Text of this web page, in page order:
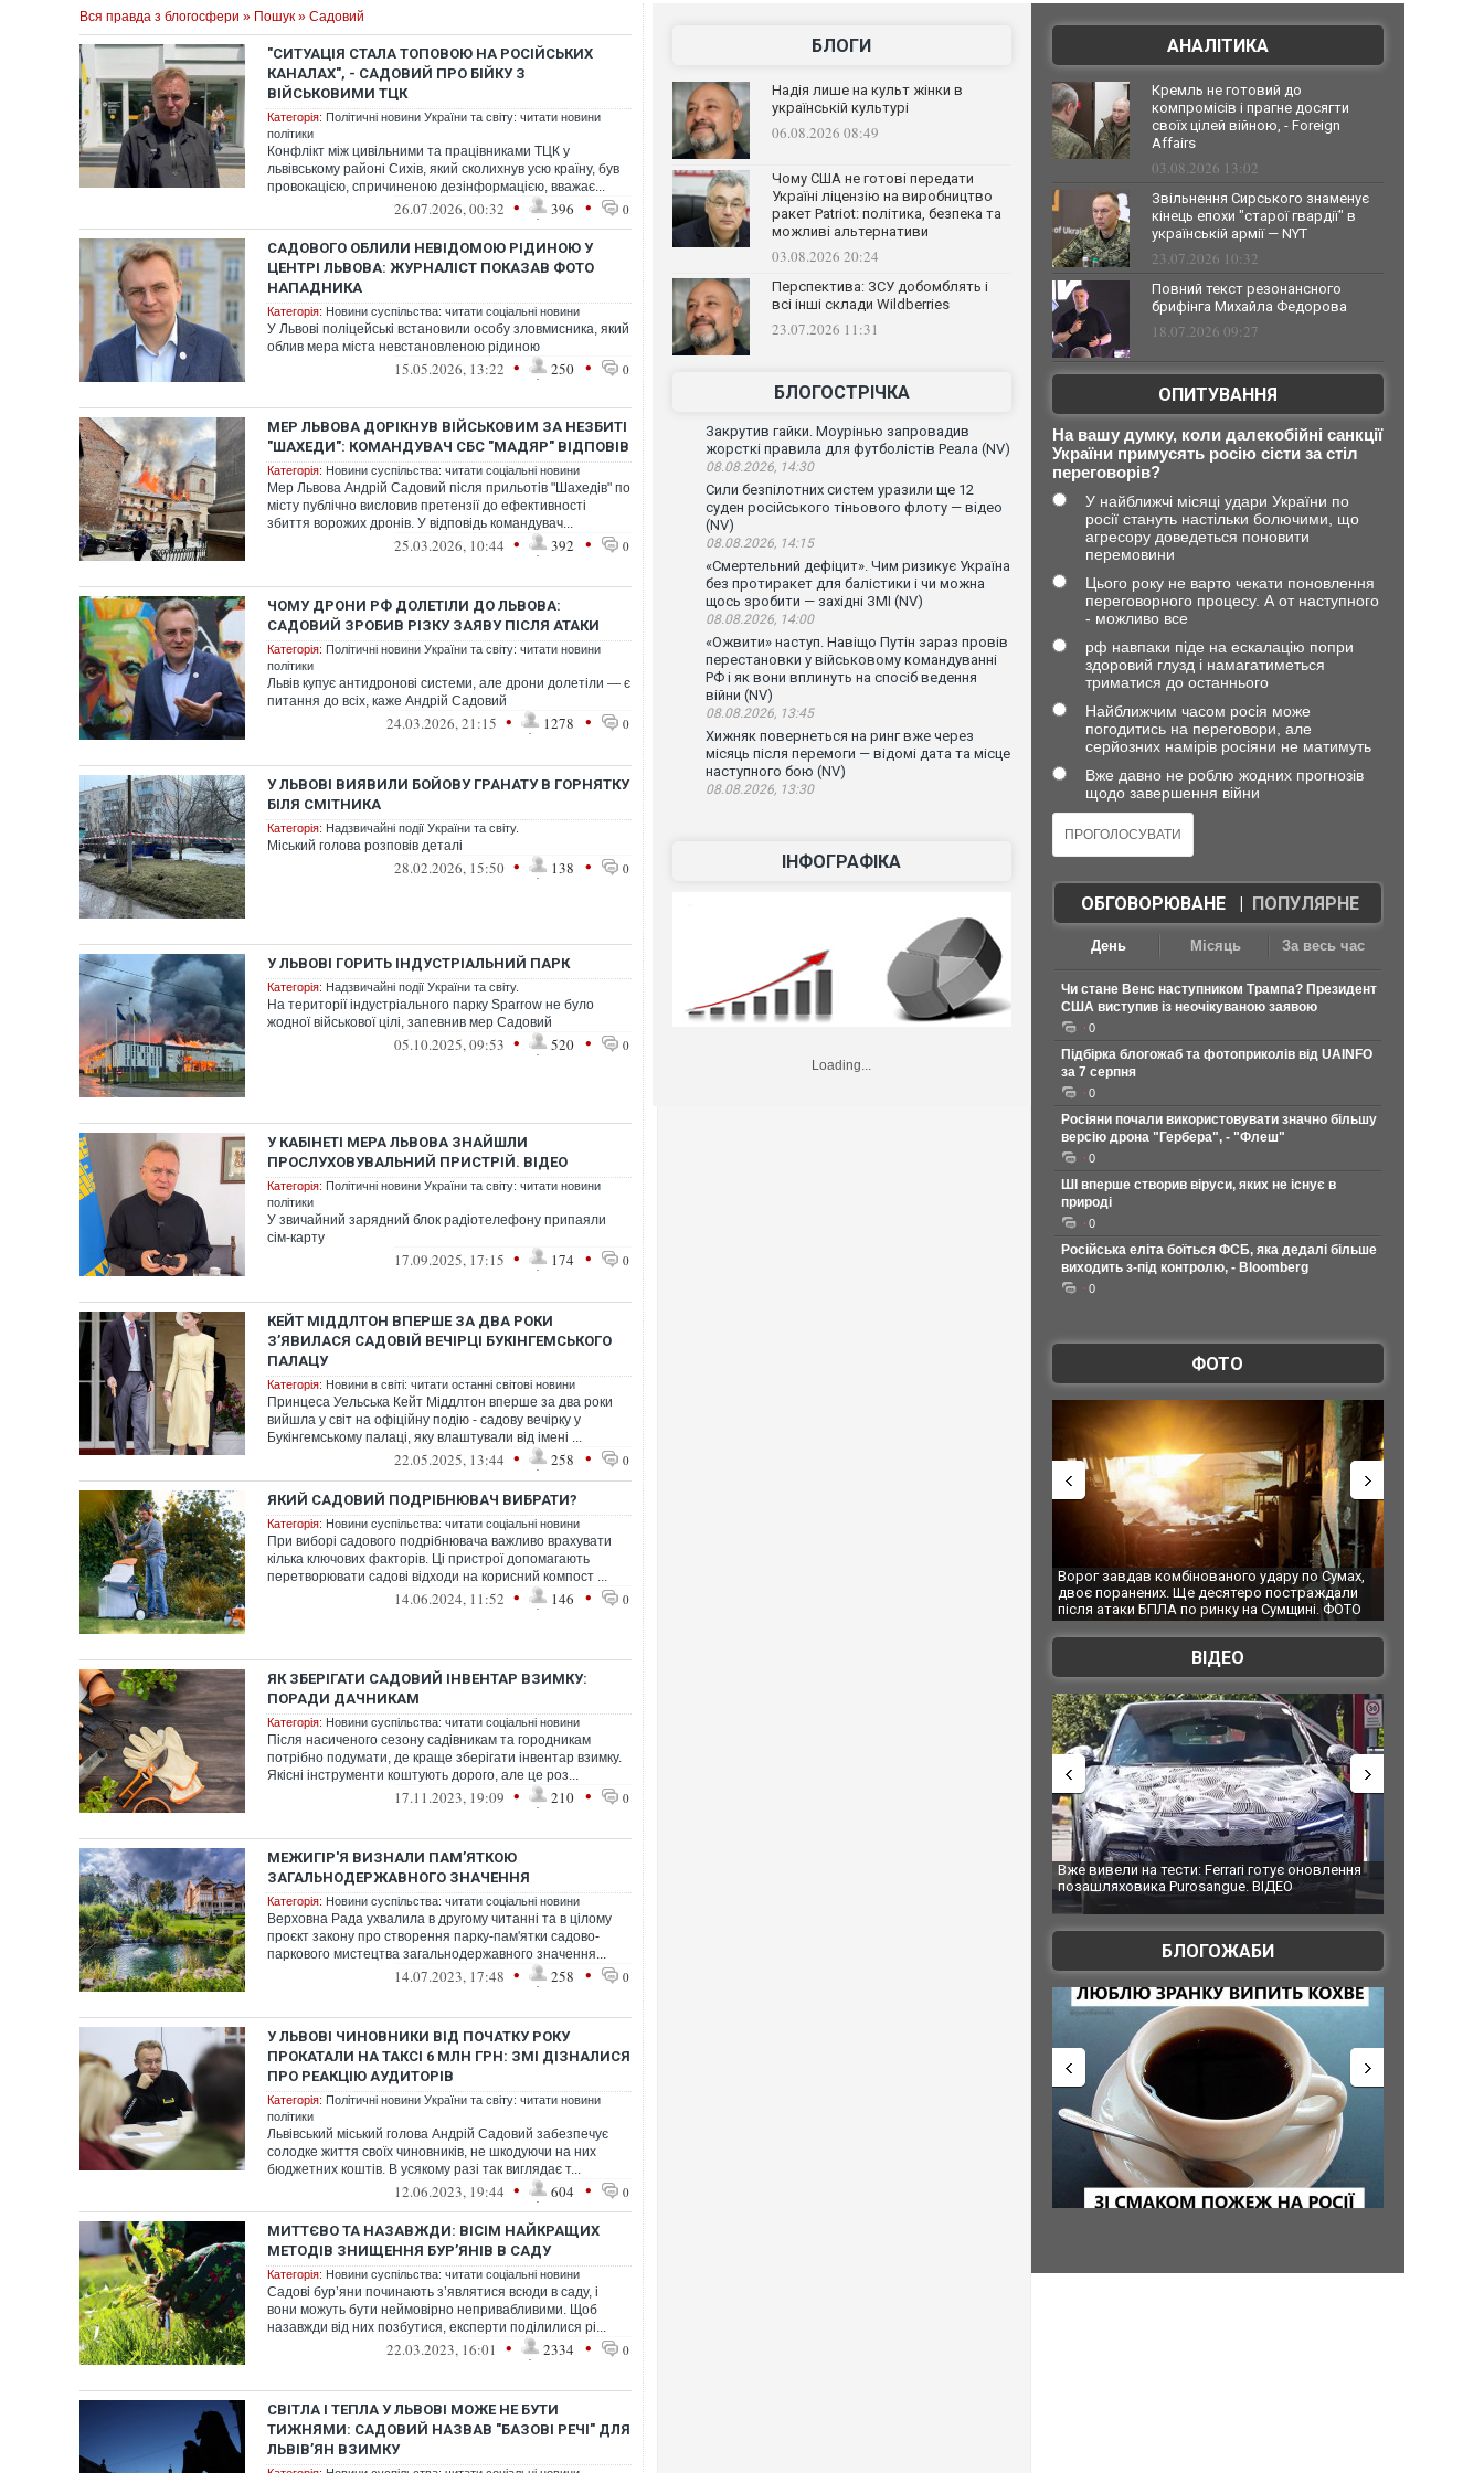
Вся правда з блогосфери » Пошук » Садовий
"СИТУАЦІЯ СТАЛА ТОПОВОЮ НА РОСІЙСЬКИХ
КАНАЛАХ", - САДОВИЙ ПРО БІЙКУ З
ВІЙСЬКОВИМИ ТЦК
Категорія: Політичні новини України та світу: читати новини
політики
Конфлікт між цивільними та працівниками ТЦК у
львівському районі Сихів, який сколихнув усю країну, був
провокацією, спричиненою дезінформацією, вважає...
26.07.2026, 00:32 • 396 • 0
САДОВОГО ОБЛИЛИ НЕВІДОМОЮ РІДИНОЮ У
ЦЕНТРІ ЛЬВОВА: ЖУРНАЛІСТ ПОКАЗАВ ФОТО
НАПАДНИКА
Категорія: Новини суспільства: читати соціальні новини
У Львові поліцейські встановили особу зловмисника, який
облив мера міста невстановленою рідиною
15.05.2026, 13:22 • 250 • 0
МЕР ЛЬВОВА ДОРІКНУВ ВІЙСЬКОВИМ ЗА НЕЗБИТІ
"ШАХЕДИ": КОМАНДУВАЧ СБС "МАДЯР" ВІДПОВІВ
Категорія: Новини суспільства: читати соціальні новини
Мер Львова Андрій Садовий після прильотів "Шахедів" по
місту публічно висловив претензії до ефективності
збиття ворожих дронів. У відповідь командувач...
25.03.2026, 10:44 • 392 • 0
ЧОМУ ДРОНИ РФ ДОЛЕТІЛИ ДО ЛЬВОВА:
САДОВИЙ ЗРОБИВ РІЗКУ ЗАЯВУ ПІСЛЯ АТАКИ
Категорія: Політичні новини України та світу: читати новини
політики
Львів купує антидронові системи, але дрони долетіли — є
питання до всіх, каже Андрій Садовий
24.03.2026, 21:15 • 1278 • 0
У ЛЬВОВІ ВИЯВИЛИ БОЙОВУ ГРАНАТУ В ГОРНЯТКУ
БІЛЯ СМІТНИКА
Категорія: Надзвичайні події України та світу.
Міський голова розповів деталі
28.02.2026, 15:50 • 138 • 0
У ЛЬВОВІ ГОРИТЬ ІНДУСТРІАЛЬНИЙ ПАРК
Категорія: Надзвичайні події України та світу.
На території індустріального парку Sparrow не було
жодної військової цілі, запевнив мер Садовий
05.10.2025, 09:53 • 520 • 0
У КАБІНЕТІ МЕРА ЛЬВОВА ЗНАЙШЛИ
ПРОСЛУХОВУВАЛЬНИЙ ПРИСТРІЙ. ВІДЕО
Категорія: Політичні новини України та світу: читати новини
політики
У звичайний зарядний блок радіотелефону припаяли
сім-карту
17.09.2025, 17:15 • 174 • 0
КЕЙТ МІДДЛТОН ВПЕРШЕ ЗА ДВА РОКИ
З’ЯВИЛАСЯ САДОВІЙ ВЕЧІРЦІ БУКІНГЕМСЬКОГО
ПАЛАЦУ
Категорія: Новини в світі: читати останні світові новини
Принцеса Уельська Кейт Міддлтон вперше за два роки
вийшла у світ на офіційну подію - садову вечірку у
Букінгемському палаці, яку влаштували від імені ...
22.05.2025, 13:44 • 258 • 0
ЯКИЙ САДОВИЙ ПОДРІБНЮВАЧ ВИБРАТИ?
Категорія: Новини суспільства: читати соціальні новини
При виборі садового подрібнювача важливо врахувати
кілька ключових факторів. Ці пристрої допомагають
перетворювати садові відходи на корисний компост ...
14.06.2024, 11:52 • 146 • 0
ЯК ЗБЕРІГАТИ САДОВИЙ ІНВЕНТАР ВЗИМКУ:
ПОРАДИ ДАЧНИКАМ
Категорія: Новини суспільства: читати соціальні новини
Після насиченого сезону садівникам та городникам
потрібно подумати, де краще зберігати інвентар взимку.
Якісні інструменти коштують дорого, але це роз...
17.11.2023, 19:09 • 210 • 0
МЕЖИГІР'Я ВИЗНАЛИ ПАМ’ЯТКОЮ
ЗАГАЛЬНОДЕРЖАВНОГО ЗНАЧЕННЯ
Категорія: Новини суспільства: читати соціальні новини
Верховна Рада ухвалила в другому читанні та в цілому
проєкт закону про створення парку-пам'ятки садово-
паркового мистецтва загальнодержавного значення...
14.07.2023, 17:48 • 258 • 0
У ЛЬВОВІ ЧИНОВНИКИ ВІД ПОЧАТКУ РОКУ
ПРОКАТАЛИ НА ТАКСІ 6 МЛН ГРН: ЗМІ ДІЗНАЛИСЯ
ПРО РЕАКЦІЮ АУДИТОРІВ
Категорія: Політичні новини України та світу: читати новини
політики
Львівський міський голова Андрій Садовий забезпечує
солодке життя своїх чиновників, не шкодуючи на них
бюджетних коштів. В усякому разі так виглядає т...
12.06.2023, 19:44 • 604 • 0
МИТТЄВО ТА НАЗАВЖДИ: ВІСІМ НАЙКРАЩИХ
МЕТОДІВ ЗНИЩЕННЯ БУР’ЯНІВ В САДУ
Категорія: Новини суспільства: читати соціальні новини
Садові бур’яни починають з’являтися всюди в саду, і
вони можуть бути неймовірно непривабливими. Щоб
назавжди від них позбутися, експерти поділилися рі...
22.03.2023, 16:01 • 2334 • 0
СВІТЛА І ТЕПЛА У ЛЬВОВІ МОЖЕ НЕ БУТИ
ТИЖНЯМИ: САДОВИЙ НАЗВАВ "БАЗОВІ РЕЧІ" ДЛЯ
ЛЬВІВ’ЯН ВЗИМКУ
БЛОГИ
Надія лише на культ жінки в
українській культурі
06.08.2026 08:49
Чому США не готові передати
Україні ліцензію на виробництво
ракет Patriot: політика, безпека та
можливі альтернативи
03.08.2026 20:24
Перспектива: ЗСУ добомблять і
всі інші склади Wildberries
23.07.2026 11:31
БЛОГОСТРІЧКА
Закрутив гайки. Моурінью запровадив
жорсткі правила для футболістів Реала (NV)
08.08.2026, 14:30
Сили безпілотних систем уразили ще 12
суден російського тіньового флоту — відео
(NV)
08.08.2026, 14:15
«Смертельний дефіцит». Чим ризикує Україна
без протиракет для балістики і чи можна
щось зробити — західні ЗМІ (NV)
08.08.2026, 14:00
«Ожвити» наступ. Навіщо Путін зараз провів
перестановки у військовому командуванні
РФ і як вони вплинуть на спосіб ведення
війни (NV)
08.08.2026, 13:45
Хижняк повернеться на ринг вже через
місяць після перемоги — відомі дата та місце
наступного бою (NV)
08.08.2026, 13:30
ІНФОГРАФІКА
Loading...
АНАЛІТИКА
Кремль не готовий до
компромісів і прагне досягти
своїх цілей війною, - Foreign
Affairs
03.08.2026 13:02
Звільнення Сирського знаменує
кінець епохи "старої гвардії" в
українській армії — NYT
23.07.2026 10:32
Повний текст резонансного
брифінга Михайла Федорова
18.07.2026 09:27
ОПИТУВАННЯ
На вашу думку, коли далекобійні санкції
України примусять росію сісти за стіл
переговорів?
У найближчі місяці удари України по
росії стануть настільки болючими, що
агресору доведеться поновити
перемовини
Цього року не варто чекати поновлення
переговорного процесу. А от наступного
- можливо все
рф навпаки піде на ескалацію попри
здоровий глузд і намагатиметься
триматися до останнього
Найближчим часом росія може
погодитись на переговори, але
серйозних намірів росіяни не матимуть
Вже давно не роблю жодних прогнозів
щодо завершення війни
ОБГОВОРЮВАНЕ| ПОПУЛЯРНЕ
День Місяць За весь час
Чи стане Венс наступником Трампа? Президент
США виступив із неочікуваною заявою
0
Підбірка блогожаб та фотоприколів від UAINFO
за 7 серпня
0
Росіяни почали використовувати значно більшу
версію дрона "Гербера", - "Флеш"
0
ШІ вперше створив віруси, яких не існує в
природі
0
Російська еліта боїться ФСБ, яка дедалі більше
виходить з-під контролю, - Bloomberg
0
ФОТО
Ворог завдав комбінованого удару по Сумах,
двоє поранених. Ще десятеро постраждали
після атаки БПЛА по ринку на Сумщині. ФОТО
За 2000 кілометрів від кордону з Україною: в
Єкатеринбурзі після атаки дронів загорівся
склад Wildberries. ФОТО. ВІДЕО
ВІДЕО
Вже вивели на тести: Ferrari готує оновлення
Вийшов трейлер нової екранізації легендарного
фільму "Афера Томаса Крауна"
БЛОГОЖАБИ